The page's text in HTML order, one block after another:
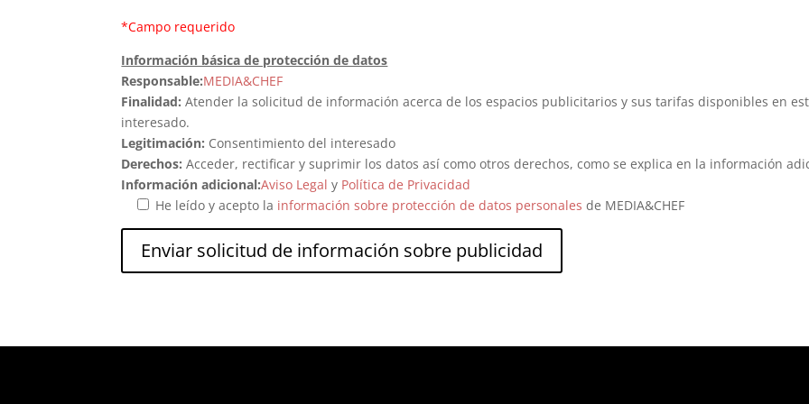
*Campo requerido
Información básica de protección de datos
Responsable:MEDIA&CHEF
Finalidad: Atender la solicitud de información acerca de los espacios publicitarios y sus tarifas disponibles en
interesado.
Legitimación: Consentimiento del interesado
Derechos: Acceder, rectificar y suprimir los datos así como otros derechos, como se explica en la información
Información adicional:Aviso Legal y Política de Privacidad
He leído y acepto la información sobre protección de datos personales de MEDIA&CHEF